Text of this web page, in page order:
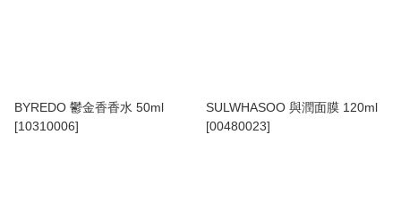
BYREDO 鬱金香香水 50ml
[10310006]
SULWHASOO 與潤面膜 120ml
[00480023]